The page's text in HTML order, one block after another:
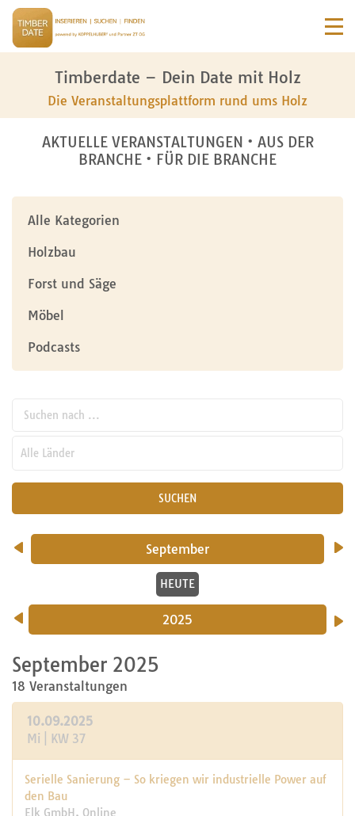
Timberdate – Dein Date mit Holz
Die Veranstaltungsplattform rund ums Holz
AKTUELLE VERANSTALTUNGEN • AUS DER
BRANCHE • FÜR DIE BRANCHE
Alle Kategorien
Holzbau
Forst und Säge
Möbel
Podcasts
SUCHEN
September
HEUTE
2025
September 2025
18 Veranstaltungen
10.09.2025
Mi | KW 37
Serielle Sanierung – So kriegen wir industrielle Power auf
den Bau
Elk GmbH, Online